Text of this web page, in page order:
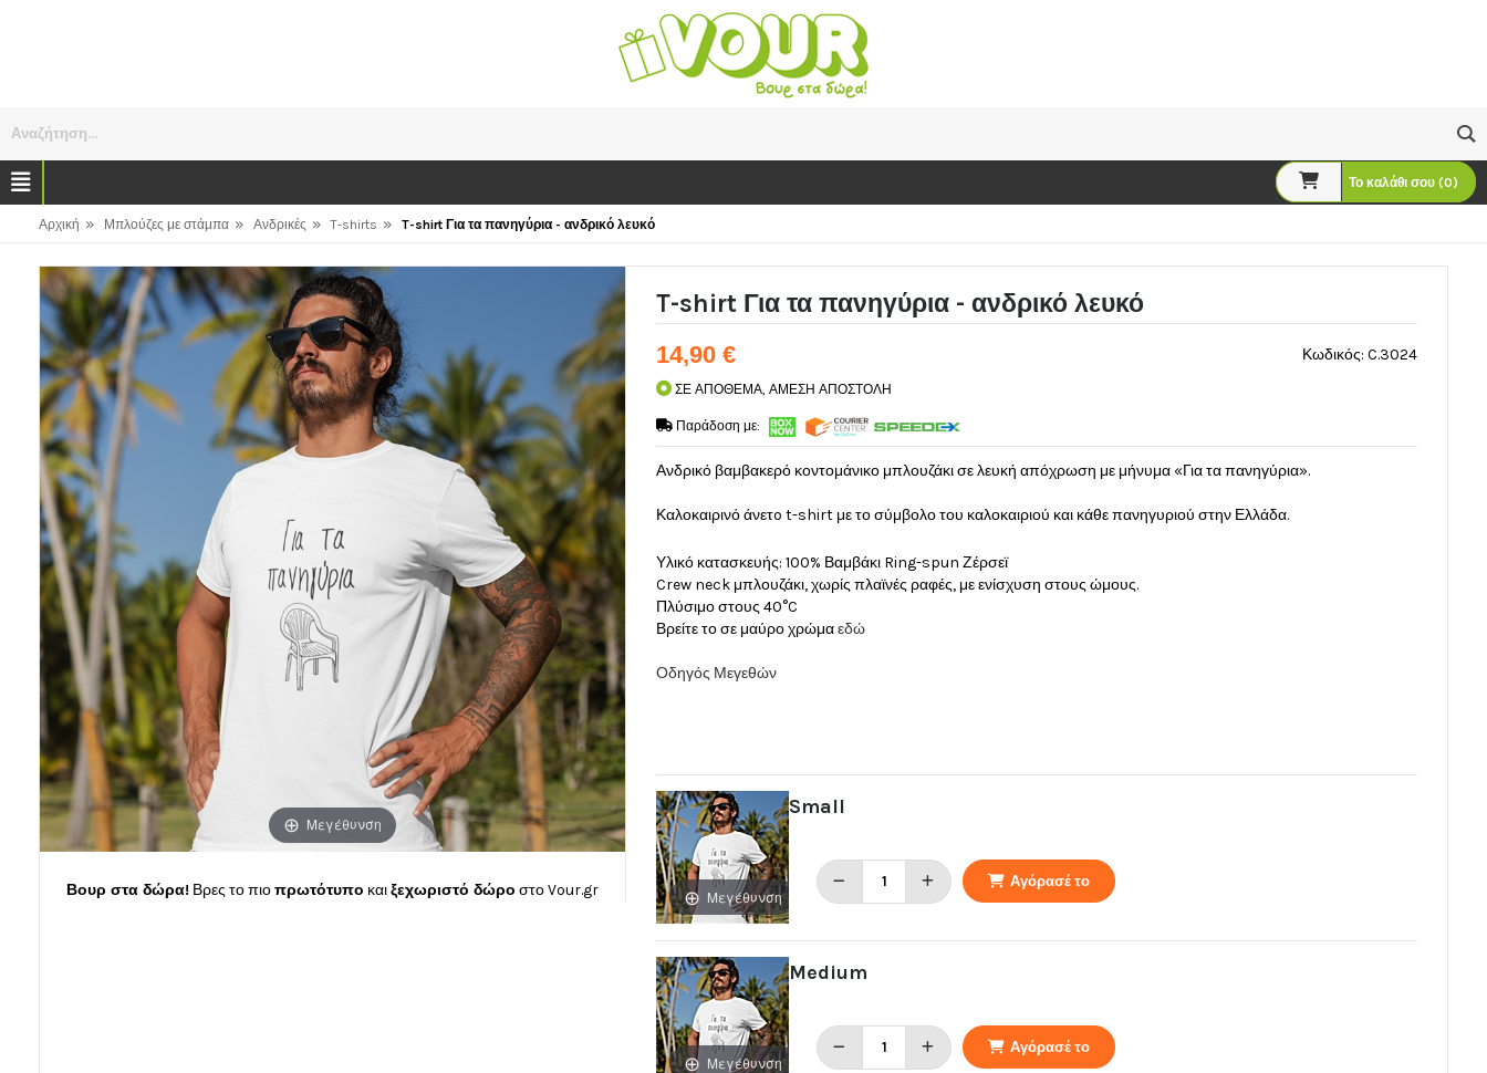
Αναζήτηση...
Το καλάθι σου (0)
Αρχική » Μπλούζες με στάμπα » Ανδρικές » T-shirts » T-shirt Για τα πανηγύρια - ανδρικό λευκό
Μεγέθυνση
Βουρ στα δώρα! Βρες το πιοπρωτότυπο καιξεχωριστό δώρο στοVour.gr
T-shirt Για τα πανηγύρια - ανδρικό λευκό
Κωδικός: C.3024
14,90 €
ΣΕ ΑΠΟΘΕΜΑ, ΑΜΕΣΗ ΑΠΟΣΤΟΛΗ
Παράδοση με:
Ανδρικό βαμβακερό κοντομάνικο μπλουζάκι σε λευκή απόχρωση με μήνυμα «Για τα πανηγύρια».
Καλοκαιρινό άνετo t-shirt με το σύμβολο του καλοκαιριού και κάθε πανηγυριού στην Ελλάδα.
Υλικό κατασκευής: 100% Βαμβάκι Ring-spun Ζέρσεϊ
Crew neck μπλουζάκι, χωρίς πλαϊνές ραφές, με ενίσχυση στους ώμους.
Πλύσιμο στους 40°C
Βρείτε το σε μαύρο χρώμαεδώ
Οδηγός Μεγεθών
Μεγέθυνση
Small
Αγόρασέ το
Μεγέθυνση
Medium
Αγόρασέ το